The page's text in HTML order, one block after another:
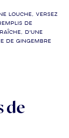
louche, versez
de
d'une
de gingembre
de